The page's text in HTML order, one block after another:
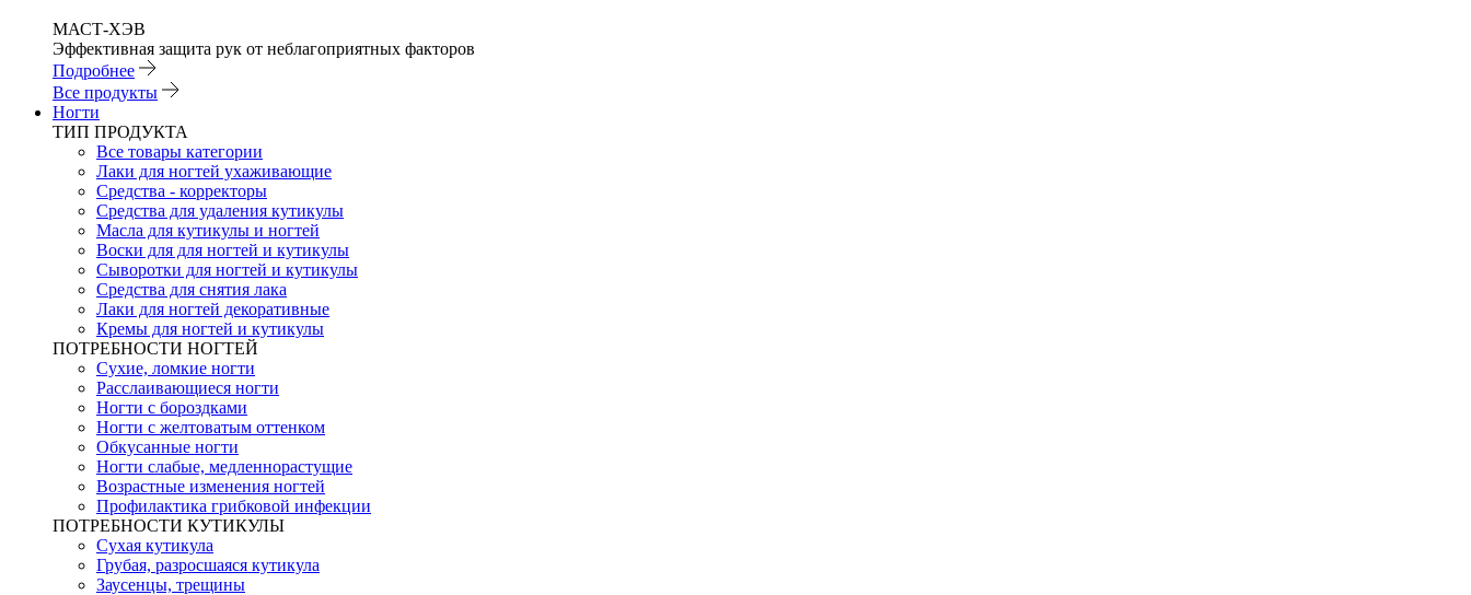
МАСТ-ХЭВ
Эффективная защита рук от неблагоприятных факторов
Подробнее
Все продукты
Ногти
ТИП ПРОДУКТА
Все товары категории
Лаки для ногтей ухаживающие
Средства - корректоры
Средства для удаления кутикулы
Масла для кутикулы и ногтей
Воски для для ногтей и кутикулы
Сыворотки для ногтей и кутикулы
Средства для снятия лака
Лаки для ногтей декоративные
Кремы для ногтей и кутикулы
ПОТРЕБНОСТИ НОГТЕЙ
Сухие, ломкие ногти
Расслаивающиеся ногти
Ногти с бороздками
Ногти с желтоватым оттенком
Обкусанные ногти
Ногти слабые, медленнорастущие
Возрастные изменения ногтей
Профилактика грибковой инфекции
ПОТРЕБНОСТИ КУТИКУЛЫ
Сухая кутикула
Грубая, разросшаяся кутикула
Заусенцы, трещины